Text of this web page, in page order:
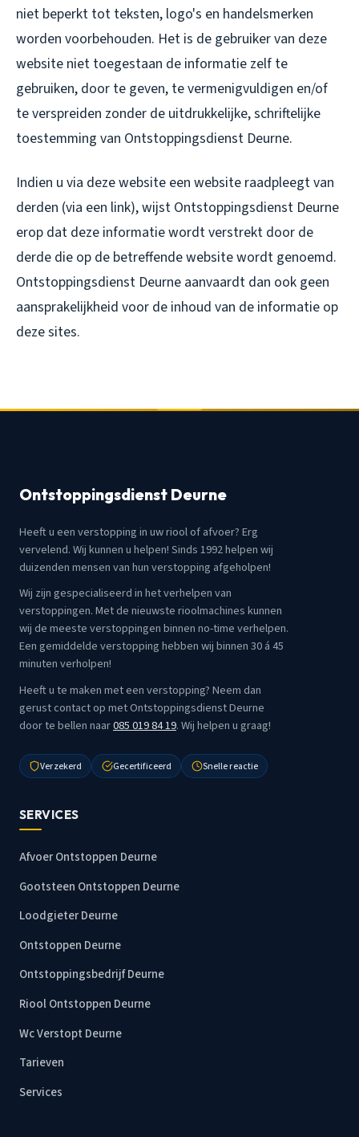
niet beperkt tot teksten, logo's en handelsmerken
worden voorbehouden. Het is de gebruiker van deze
website niet toegestaan de informatie zelf te
gebruiken, door te geven, te vermenigvuldigen en/of
te verspreiden zonder de uitdrukkelijke, schriftelijke
toestemming van Ontstoppingsdienst Deurne.
Indien u via deze website een website raadpleegt van
derden (via een link), wijst Ontstoppingsdienst Deurne
erop dat deze informatie wordt verstrekt door de
derde die op de betreffende website wordt genoemd.
Ontstoppingsdienst Deurne aanvaardt dan ook geen
aansprakelijkheid voor de inhoud van de informatie op
deze sites.
Ontstoppingsdienst Deurne
Heeft u een verstopping in uw riool of afvoer? Erg
vervelend. Wij kunnen u helpen! Sinds 1992 helpen wij
duizenden mensen van hun verstopping afgeholpen!
Wij zijn gespecialiseerd in het verhelpen van
verstoppingen. Met de nieuwste rioolmachines kunnen
wij de meeste verstoppingen binnen no-time verhelpen.
Een gemiddelde verstopping hebben wij binnen 30 á 45
minuten verholpen!
Heeft u te maken met een verstopping? Neem dan
gerust contact op met Ontstoppingsdienst Deurne
door te bellen naar085 019 84 19. Wij helpen u graag!
Verzekerd Gecertificeerd Snelle reactie
SERVICES
Afvoer Ontstoppen Deurne
Gootsteen Ontstoppen Deurne
Loodgieter Deurne
Ontstoppen Deurne
Ontstoppingsbedrijf Deurne
Riool Ontstoppen Deurne
Wc Verstopt Deurne
Tarieven
Services